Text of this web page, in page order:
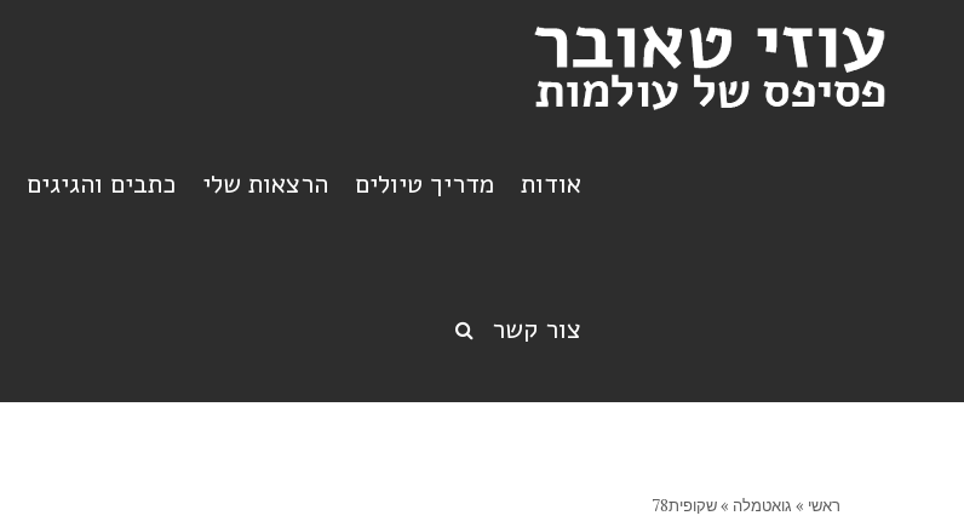
אודות מדריך טיולים הרצאות שלי כתבים והגיגים
צור קשר
ראשי » גואטמלה »שקופית78